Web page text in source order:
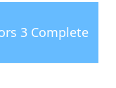
3 Complete